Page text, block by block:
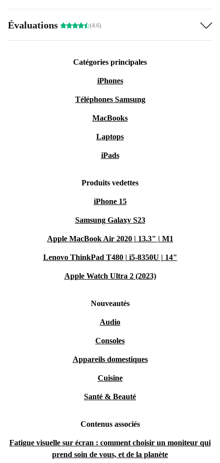
Évaluations (4.6)
Catégories principales
iPhones
Téléphones Samsung
MacBooks
Laptops
iPads
Produits vedettes
iPhone 15
Samsung Galaxy S23
Apple MacBook Air 2020 | 13.3" | M1
Lenovo ThinkPad T480 | i5-8350U | 14"
Apple Watch Ultra 2 (2023)
Nouveautés
Audio
Consoles
Appareils domestiques
Cuisine
Santé & Beauté
Contenus associés
Fatigue visuelle sur écran : comment choisir un moniteur qui
prend soin de vous, et de la planète